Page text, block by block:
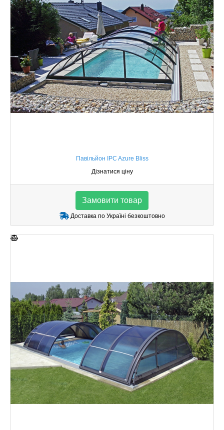
Павільйон IPC Azure Bliss
Дізнатися ціну
Замовити товар
Доставка по Україні безкоштовно